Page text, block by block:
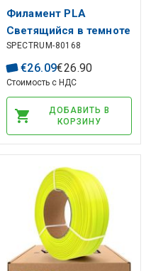
Филамент PLA
Светящийся в темноте
желто-зеленый 0,5 кг
SPECTRUM
SPECTRUM-80168
€26.09€26.90
Стоимость с НДС
ДОБАВИТЬ В
КОРЗИНУ